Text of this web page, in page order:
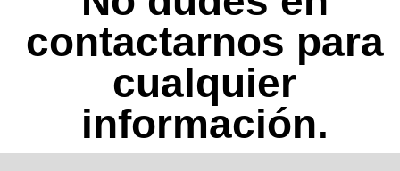
contactarnos para
cualquier
información.